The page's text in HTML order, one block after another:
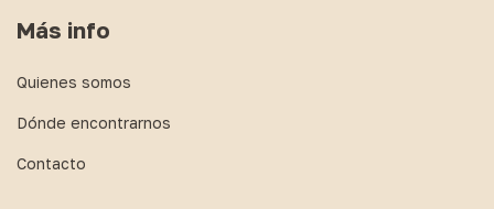
Más info
Quienes somos
Dónde encontrarnos
Contacto